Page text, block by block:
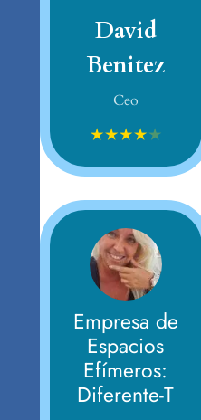
David
Benitez
Ceo
★★★★★
Empresa de
Espacios
Efímeros:
Diferente-T